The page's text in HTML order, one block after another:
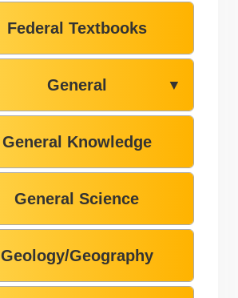
Federal Textbooks
General ▼
General Knowledge
General Science
Geology/Geography